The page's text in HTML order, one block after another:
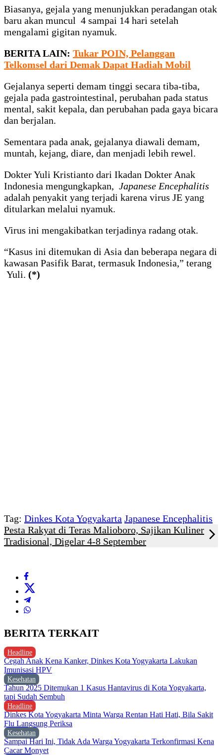
Biasanya, gejala yang menunjukkan peradangan otak
baru akan muncul 4 sampai 14 hari setelah
mengalami gigitan nyamuk.
BERITA LAIN: Tukar POIN, Pelanggan
Telkomsel dari Demak Dapat Hadiah Mobil
Gejalanya seperti demam tinggi secara tiba-tiba,
gejala pada gastrointestinal, perubahan pada status
mental, sakit kepala, dan perubahan pada gaya bicara
dan berjalan.
Sementara pada anak, gejalanya diawali demam,
muntah, kejang, diare, dan menjadi lebih rewel.
Dokter Yuli Kristianto dari Ikadan Dokter Anak
Indonesia mengungkapkan, Japanese Encephalitis
adalah penyakit yang terjadi karena virus JE yang
ditularkan melalui nyamuk.
Virus ini mengakibatkan terjadinya radang otak.
“Kasus ini ditemukan di Asia dan beberapa negara di
kawasan Pasifik Barat, termasuk Indonesia,” terang
Yuli. (*)
Tag: Dinkes Kota Yogyakarta Japanese Encephalitis
Pesta Rakyat di Teras Malioboro, Sajikan Kuliner
Tradisional, Digelar 4-8 September
BERITA TERKAIT
Headline
Cegah Anak Kena Kanker, Dinkes Kota Yogyakarta Lakukan
Imunisasi HPV
Kesehatan
Tahun 2025 Ditemukan 1 Kasus Hantavirus di Kota Yogyakarta,
tapi Sudah Sembuh
Headline
Dinkes Kota Yogyakarta Minta Warga Rentan Hati Hati, Bila Sakit
Flu Langsung Periksa
Kesehatan
Sampai Hari Ini, Tidak Ada Warga Yogyakarta Terkonfirmasi Kena
Cacar Monyet